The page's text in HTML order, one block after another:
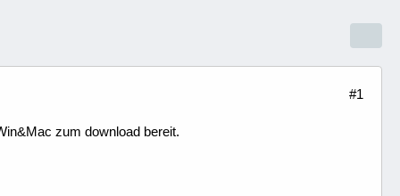
#1
zum download bereit.